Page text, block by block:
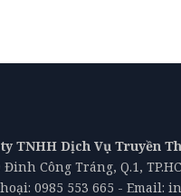
TNHH Dịch Vụ Truyền
Đinh Công Tráng, Q.1,
0985 553 665 - Email: